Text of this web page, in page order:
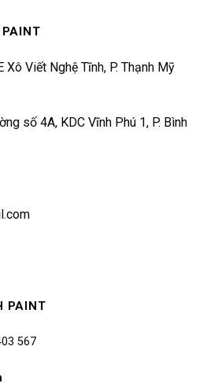
Xô Viết Nghệ Tĩnh, P. Thạnh Mỹ
số 4A, KDC Vĩnh Phú 1, P. Bình
PAINT
567